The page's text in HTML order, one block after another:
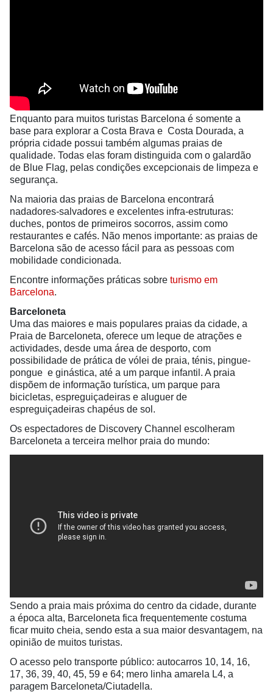
Enquanto para muitos turistas Barcelona é somente a
base para explorar a Costa Brava e Costa Dourada, a
própria cidade possui também algumas praias de
qualidade. Todas elas foram distinguida com o galardão
de Blue Flag, pelas condições excepcionais de limpeza e
segurança.
Na maioria das praias de Barcelona encontrará
nadadores-salvadores e excelentes infra-estruturas:
duches, pontos de primeiros socorros, assim como
restaurantes e cafés. Não menos importante: as praias de
Barcelona são de acesso fácil para as pessoas com
mobilidade condicionada.
Encontre informações práticas sobre turismo em
Barcelona.
Barceloneta
Uma das maiores e mais populares praias da cidade, a
Praia de Barceloneta, oferece um leque de atrações e
actividades, desde uma área de desporto, com
possibilidade de prática de vólei de praia, ténis, pingue-
pongue e ginástica, até a um parque infantil. A praia
dispõem de informação turística, um parque para
bicicletas, espreguiçadeiras e aluguer de
espreguiçadeiras chapéus de sol.
Os espectadores de Discovery Channel escolheram
Barceloneta a terceira melhor praia do mundo:
Sendo a praia mais próxima do centro da cidade, durante
a época alta, Barceloneta fica frequentemente costuma
ficar muito cheia, sendo esta a sua maior desvantagem, na
opinião de muitos turistas.
O acesso pelo transporte público: autocarros 10, 14, 16,
17, 36, 39, 40, 45, 59 e 64; mero linha amarela L4, a
paragem Barceloneta/Ciutadella.